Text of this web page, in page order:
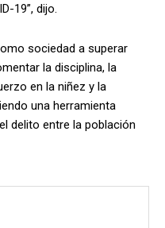
19”, dijo.
sociedad a superar
la disciplina, la
en la niñez y la
una herramienta
delito entre la población